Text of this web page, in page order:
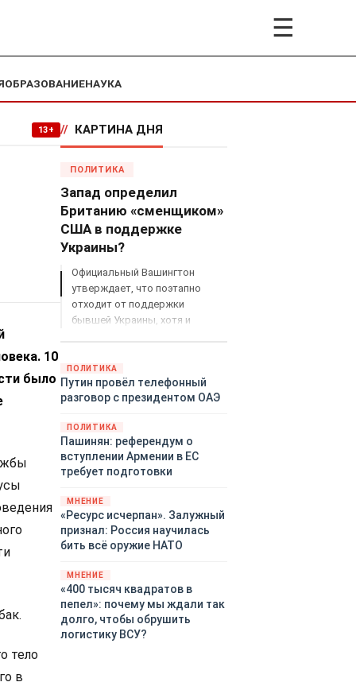
☰
ОБРАЗОВАНИЕНАУКА
13+
10
было
тело
в
// КАРТИНА ДНЯ
ПОЛИТИКА
Запад определил
Британию «сменщиком»
США в поддержке
Украины?
Официальный Вашингтон
утверждает, что поэтапно
отходит от поддержки
бывшей Украины, хотя и
закупленное ранее оружие.
Также американская
администрация скидывает на
киевского режима оружием,
которое стремится продавать
всем новым снабженцам.
Однако часто возникают
предположения о возможном
«сменщике» американцев на
этом позорном посту.
Рассмотрим, кто же рвётся на
ПОЛИТИКА
Путин провёл телефонный
разговор с президентом ОАЭ
ПОЛИТИКА
Пашинян: референдум о
вступлении Армении в ЕС
требует подготовки
МНЕНИЕ
«Ресурс исчерпан». Залужный
признал: Россия научилась
бить всё оружие НАТО
МНЕНИЕ
«400 тысяч квадратов в
пепел»: почему мы ждали так
долго, чтобы обрушить
логистику ВСУ?